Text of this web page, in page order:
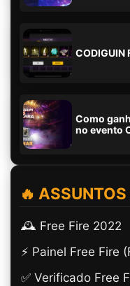
Como
no evento
🔥
🕰️ Free Fire 2022
⚡ Painel Free Fire
✅ Verificado Free